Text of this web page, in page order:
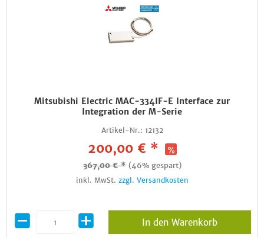
Mitsubishi Electric MAC-334IF-E Interface zur
Integration der M-Serie
Artikel-Nr.: 12132
200,00 € *
367,00 € * (46% gespart)
inkl. MwSt. zzgl. Versandkosten
In den Warenkorb